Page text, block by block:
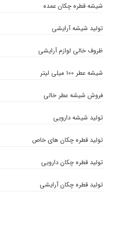
شیشه قطره چکان عمده
تولید شیشه آرایشی
ظروف خالی لوازم آرایشی
شیشه عطر 100 میلی لیتر
فروش شیشه عطر خالی
تولید شیشه دارویی
تولید قطره چکان های خاص
تولید قطره چکان دارویی
تولید قطره چکان آرایشی